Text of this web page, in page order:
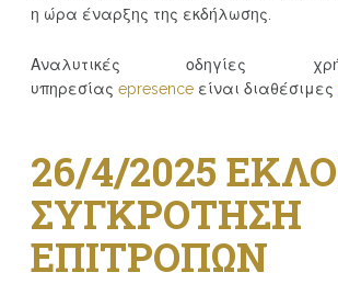
η ώρα έναρξης της εκδήλωσης.
Αναλυτικές οδηγίες
υπηρεσίας epresenceείναι διαθέσιμες
26/4/2025
ΣΥΓΚΡΟΤΗΣΗ
ΕΠΙΤΡΟΠΩΝ